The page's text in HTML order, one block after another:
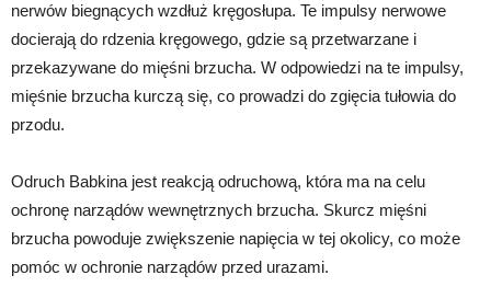
nerwów biegnących wzdłuż kręgosłupa. Te impulsy nerwowe
docierają do rdzenia kręgowego, gdzie są przetwarzane i
przekazywane do mięśni brzucha. W odpowiedzi na te impulsy,
mięśnie brzucha kurczą się, co prowadzi do zgięcia tułowia do
przodu.
Odruch Babkina jest reakcją odruchową, która ma na celu
ochronę narządów wewnętrznych brzucha. Skurcz mięśni
brzucha powoduje zwiększenie napięcia w tej okolicy, co może
pomóc w ochronie narządów przed urazami.